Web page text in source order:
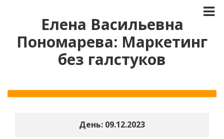
Елена Васильевна
Пономарева: Маркетинг
без галстуков
День: 09.12.2023